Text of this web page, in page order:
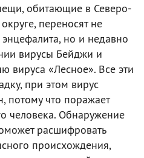
обитающие в Северо-
переносят не
но и недавно
вирусы Бейджи и
вируса «Лесное». Все эти
при этом вирус
потому что поражает
человека. Обнаружение
расшифровать
происхождения,